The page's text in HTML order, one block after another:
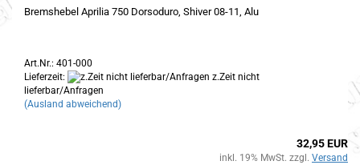
Bremshebel Aprilia 750 Dorsoduro, Shiver 08-11, Alu
Art.Nr.: 401-000
Lieferzeit:
z.Zeit nicht
lieferbar/Anfragen
(Ausland abweichend)
32,95 EUR
inkl. 19% MwSt. zzgl. Versand